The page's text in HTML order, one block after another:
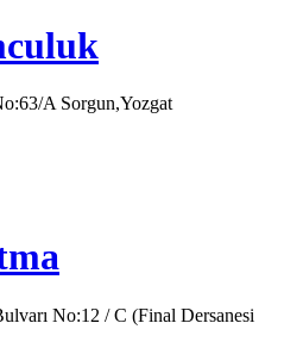
A Sorgun,Yozgat
No:12 / C (Final Dersanesi